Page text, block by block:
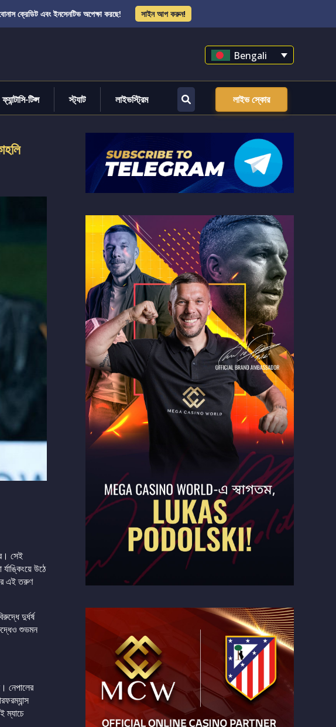
ক্রেডিট এবং ইনসেনটিভ অপেক্ষা করছে! সাইন আপ করুন!
Bengali
ফ্যান্টাসি-টিপ্স স্ট্যাট লাইভস্ট্রিম লাইভ স্কোর
সেই
উঠে
এই তরুণ
দুর্ধর্ষ
শুভমন
নেপালের
ম্যাচে